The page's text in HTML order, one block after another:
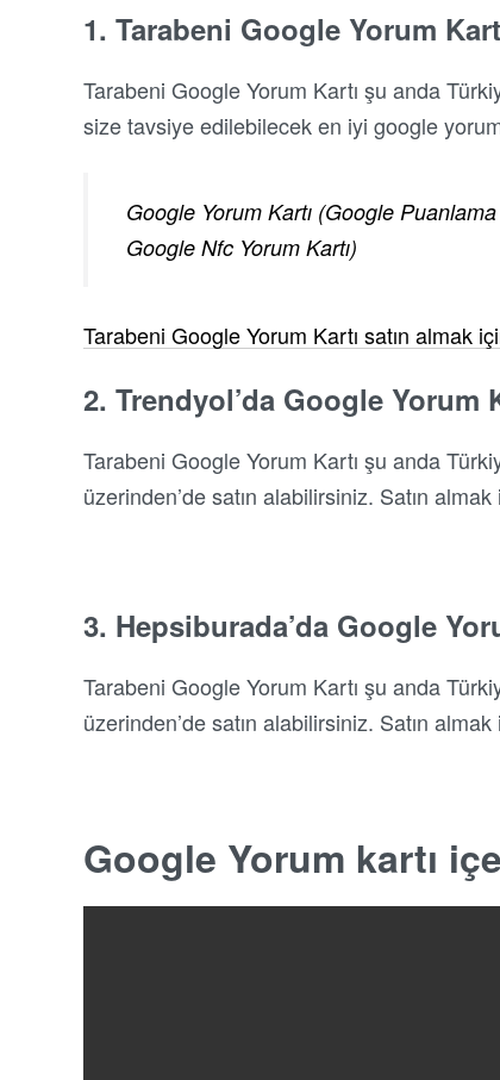
1. Tarabeni Google Yorum
Tarabeni Google Yorum Kartı şu anda
size tavsiye edilebilecek en iyi google
Google Yorum Kartı (Google
Google Nfc Yorum Kartı)
Tarabeni Google Yorum Kartı satın almak
2. Trendyol’da Google Yorum
Tarabeni Google Yorum Kartı şu anda
üzerinden’de satın alabilirsiniz. Satın
3. Hepsiburada’da Google
Tarabeni Google Yorum Kartı şu anda
üzerinden’de satın alabilirsiniz. Satın
Google Yorum kartı